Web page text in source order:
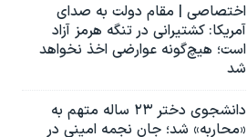
اختصاصی | مقام دولت به صدای
آمریکا: کشتیرانی در تنگه هرمز آزاد
است؛ هیچ‌گونه عوارضی اخذ نخواهد
شد
دانشجوی دختر ۲۳ ساله متهم به
«محاربه» شد؛ جان نجمه امینی در